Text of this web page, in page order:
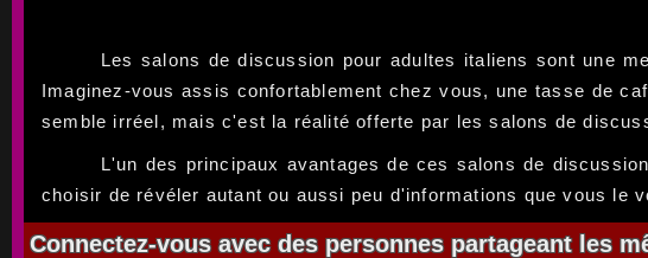
Les salons de discussion pour adultes italiens sont une
Imaginez-vous assis confortablement chez vous, une tasse de
semble irréel, mais c'est la réalité offerte par les salons de
L'un des principaux avantages de ces salons de
choisir de révéler autant ou aussi peu d'informations que vous le
Connectez-vous avec des personnes partageant les